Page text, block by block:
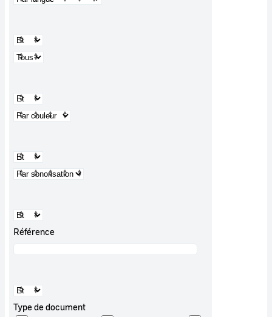
Référence
Type de document